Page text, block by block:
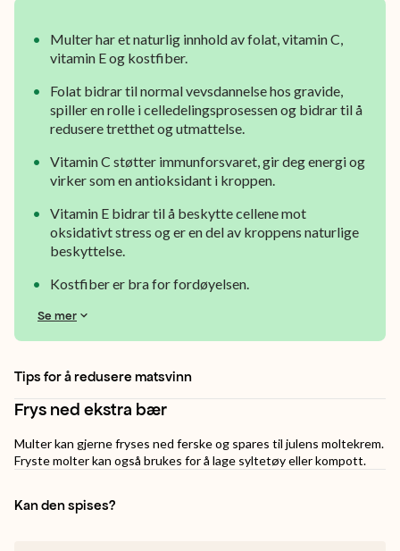
Multer har et naturlig innhold av folat, vitamin C,
vitamin E og kostfiber.
Folat bidrar til normal vevsdannelse hos gravide,
spiller en rolle i celledelingsprosessen og bidrar til å
redusere tretthet og utmattelse.
Vitamin C støtter immunforsvaret, gir deg energi og
virker som en antioksidant i kroppen.
Vitamin E bidrar til å beskytte cellene mot
oksidativt stress og er en del av kroppens naturlige
beskyttelse.
Kostfiber er bra for fordøyelsen.
Se mer
Tips for å redusere matsvinn
Frys ned ekstra bær
Multer kan gjerne fryses ned ferske og spares til julens moltekrem.
Fryste molter kan også brukes for å lage syltetøy eller kompott.
Kan den spises?